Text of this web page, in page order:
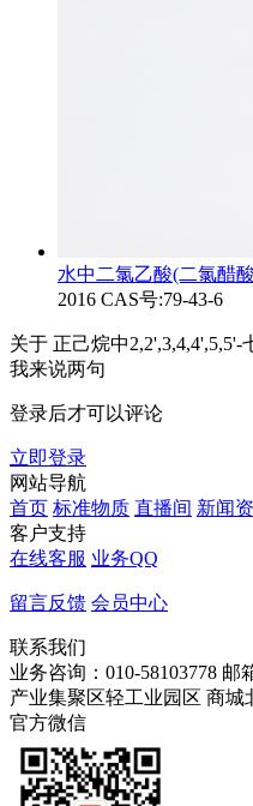
水中二氯乙酸(二氯醋
2016 CAS号:79-43-6
关于 正己烷中
我来说两句
登录后才可以评论
立即登录
网站导航
首页 标准物质 直播间 新闻
客户支持
在线客服 业务QQ
留言反馈 会员中心
联系我们
业务咨询：010-58103778 邮
产业集聚区轻工业园区 商城
官方微信